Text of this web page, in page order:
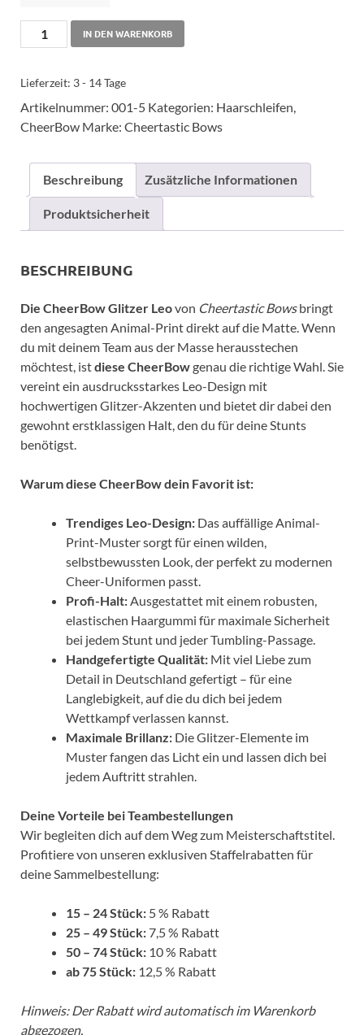
IN DEN WARENKORB
Lieferzeit: 3 - 14 Tage
Artikelnummer: 001-5 Kategorien: Haarschleifen,
CheerBow Marke: Cheertastic Bows
Beschreibung Zusätzliche Informationen
Produktsicherheit
BESCHREIBUNG
Die CheerBow Glitzer Leovon Cheertastic Bowsbringt
den angesagten Animal-Print direkt auf die Matte. Wenn
du mit deinem Team aus der Masse herausstechen
möchtest, istdiese CheerBowgenau die richtige Wahl. Sie
vereint ein ausdrucksstarkes Leo-Design mit
hochwertigen Glitzer-Akzenten und bietet dir dabei den
gewohnt erstklassigen Halt, den du für deine Stunts
benötigst.
Warum diese CheerBow dein Favorit ist:
Trendiges Leo-Design: Das auffällige Animal-
Print-Muster sorgt für einen wilden,
selbstbewussten Look, der perfekt zu modernen
Cheer-Uniformen passt.
Profi-Halt:Ausgestattet mit einem robusten,
elastischen Haargummi für maximale Sicherheit
bei jedem Stunt und jeder Tumbling-Passage.
Handgefertigte Qualität: Mit viel Liebe zum
Detail in Deutschland gefertigt – für eine
Langlebigkeit, auf die du dich bei jedem
Wettkampf verlassen kannst.
Maximale Brillanz: Die Glitzer-Elemente im
Muster fangen das Licht ein und lassen dich bei
jedem Auftritt strahlen.
Deine Vorteile bei Teambestellungen
Wir begleiten dich auf dem Weg zum Meisterschaftstitel.
Profitiere von unseren exklusiven Staffelrabatten für
deine Sammelbestellung:
15 – 24 Stück: 5 % Rabatt
25 – 49 Stück: 7,5 % Rabatt
50 – 74 Stück: 10 % Rabatt
ab 75 Stück: 12,5 % Rabatt
Hinweis: Der Rabatt wird automatisch im Warenkorb
abgezogen.